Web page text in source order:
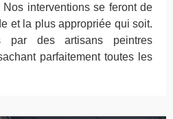
interventions se feront de
et la plus appropriée qui soit.
par des artisans peintres
parfaitement toutes les